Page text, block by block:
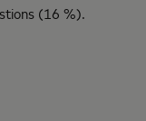
(16 %).